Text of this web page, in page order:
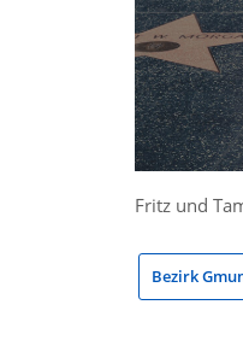
Fritz und
Bezirk